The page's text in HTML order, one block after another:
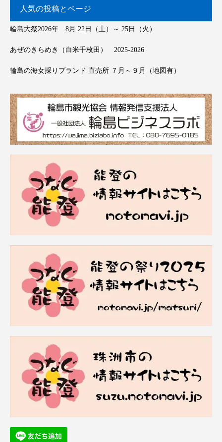
人気の投稿とページ
輪島大祭2026年 8月 22日（土）～ 25日（火）
あぜのきらめき（白米千枚田） 2025-2026
輪島の海女採りブランド 直売所 ７月～９月（地図有）